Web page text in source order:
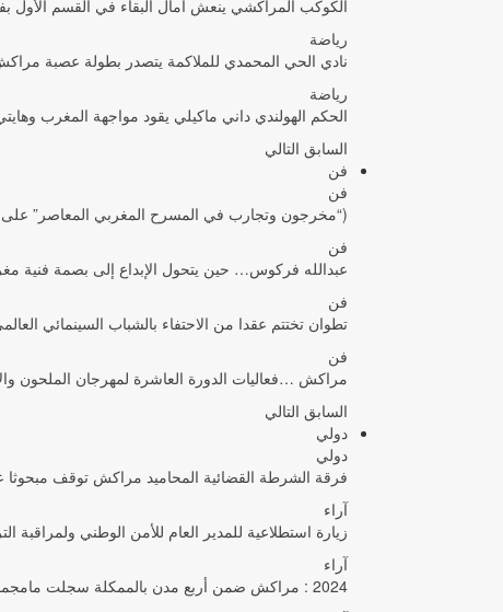
الكوكب المراكشي ينعش آمال البقاء في القسم الأول
رياضة
نادي الحي المحمدي للملاكمة يتصدر بطولة عصبة
رياضة
الحكم الهولندي داني ماكيلي يقود مواجهة المغرب وهايتي
السابق التالي
فن
فن
(“مخرجون وتجارب في المسرح المغربي المعاصر”
فن
عبدالله فركوس… حين يتحول الإبداع إلى بصمة فنية
فن
تطوان تختتم عقدا من الاحتفاء بالشباب السينمائي
فن
مراكش …فعاليات الدورة العاشرة لمهرجان الملحون
السابق التالي
دولي
دولي
فرقة الشرطة القضائية المحاميد مراكش توقف مبحوثا
آراء
زيارة استطلاعية للمدير العام للأمن الوطني ولمراقبة
آراء
2024 : مراكش ضمن أربع مدن بالممكلة سجلت مامجموعه 656 قضية تتعلق بغسيل الأموال